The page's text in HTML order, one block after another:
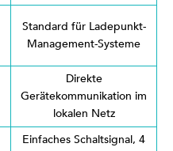
Standard für Ladepunkt-
Management-Systeme
Direkte
Gerätekommunikation im
lokalen Netz
Einfaches Schaltsignal, 4